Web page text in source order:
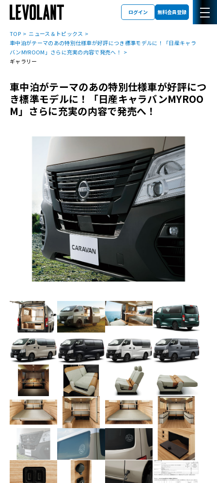
ログイン 無料会員登録
TOP
ニュース＆トピックス
車中泊がテーマのあの特別仕様車が好評につき標準モデルに！「日産キャラ
バンMYROOM」さらに充実の内容で発売へ！
ギャラリー
車中泊がテーマのあの特別仕様車が好評につ
き標準モデルに！「日産キャラバンMYROO
M」さらに充実の内容で発売へ！